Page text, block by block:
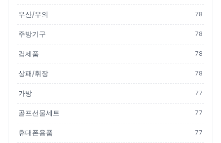
우산/우의 78
주방기구 78
컵제품 78
상패/휘장 78
가방 77
골프선물세트 77
휴대폰용품 77